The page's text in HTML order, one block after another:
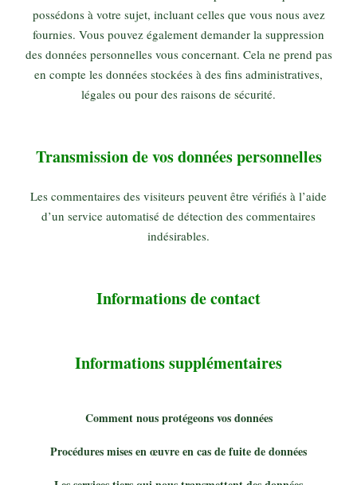
possédons à votre sujet, incluant celles que vous nous avez
fournies. Vous pouvez également demander la suppression
des données personnelles vous concernant. Cela ne prend pas
en compte les données stockées à des fins administratives,
légales ou pour des raisons de sécurité.
Transmission de vos données personnelles
Les commentaires des visiteurs peuvent être vérifiés à l’aide
d’un service automatisé de détection des commentaires
indésirables.
Informations de contact
Informations supplémentaires
Comment nous protégeons vos données
Procédures mises en œuvre en cas de fuite de données